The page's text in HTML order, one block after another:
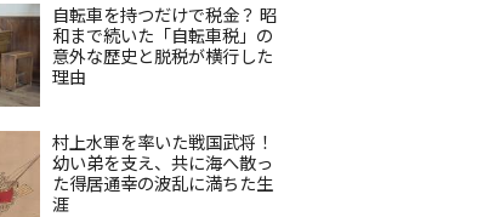
自転車を持つだけで税金？ 昭
和まで続いた「自転車税」の
意外な歴史と脱税が横行した
理由
村上水軍を率いた戦国武将！
幼い弟を支え、共に海へ散っ
た得居通幸の波乱に満ちた生
涯